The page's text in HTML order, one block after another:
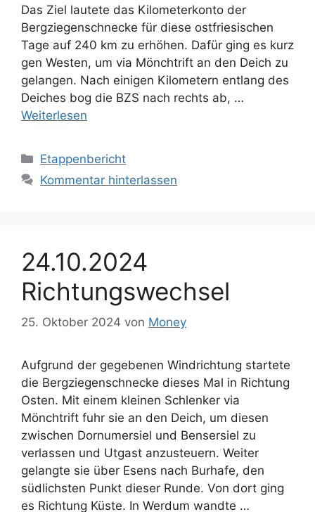
Das Ziel lautete das Kilometerkonto der
Bergziegenschnecke für diese ostfriesischen
Tage auf 240 km zu erhöhen. Dafür ging es kurz
gen Westen, um via Mönchtrift an den Deich zu
gelangen. Nach einigen Kilometern entlang des
Deiches bog die BZS nach rechts ab, …
Weiterlesen
Kategorien
Etappenbericht
Kommentar hinterlassen
24.10.2024
Richtungswechsel
25. Oktober 2024 von Money
Aufgrund der gegebenen Windrichtung startete
die Bergziegenschnecke dieses Mal in Richtung
Osten. Mit einem kleinen Schlenker via
Mönchtrift fuhr sie an den Deich, um diesen
zwischen Dornumersiel und Bensersiel zu
verlassen und Utgast anzusteuern. Weiter
gelangte sie über Esens nach Burhafe, den
südlichsten Punkt dieser Runde. Von dort ging
es Richtung Küste. In Werdum wandte …